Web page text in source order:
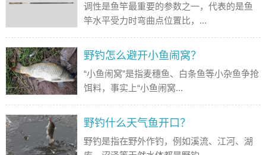
调性是鱼竿最重要的参数之一，代表的是鱼
竿水平受力时弯曲点位置比，...
野钓怎么避开小鱼闹窝？
“小鱼闹窝”是指麦穗鱼、白条鱼等小杂鱼争抢
饵料，事实上“小鱼闹窝...
野钓什么天气鱼开口？
野钓是指在野外作钓，例如溪流、江河、湖